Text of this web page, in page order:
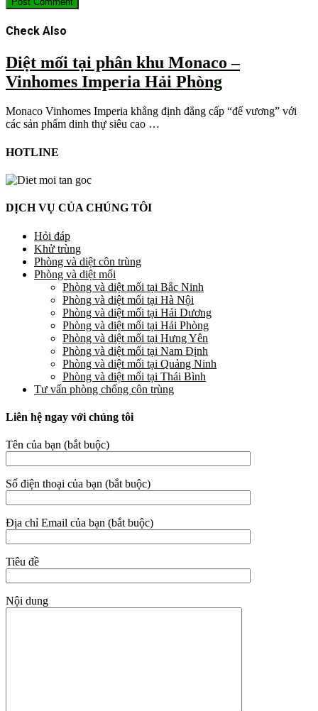
Check Also
Diệt mối tại phân khu Monaco –
Vinhomes Imperia Hải Phòng
Monaco Vinhomes Imperia khẳng định đẳng cấp “đế vương” với
các sản phẩm dinh thự siêu cao …
HOTLINE
DỊCH VỤ CỦA CHÚNG TÔI
Hỏi đáp
Khử trùng
Phòng và diệt côn trùng
Phòng và diệt mối
Phòng và diệt mối tại Bắc Ninh
Phòng và diệt mối tại Hà Nội
Phòng và diệt mối tại Hải Dương
Phòng và diệt mối tại Hải Phòng
Phòng và diệt mối tại Hưng Yên
Phòng và diệt mối tại Nam Định
Phòng và diệt mối tại Quảng Ninh
Phòng và diệt mối tại Thái Bình
Tư vấn phòng chống côn trùng
Liên hệ ngay với chúng tôi
Tên của bạn (bắt buộc)
Số điện thoại của bạn (bắt buộc)
Địa chỉ Email của bạn (bắt buộc)
Tiêu đề
Nội dung